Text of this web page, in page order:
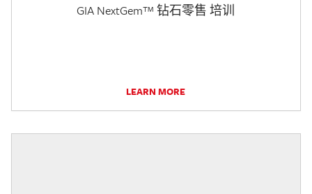
GIA NextGem™ 钻石零售 培训
LEARN MORE